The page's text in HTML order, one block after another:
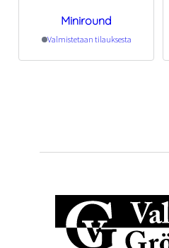
Miniround
Valmistetaan tilauksesta